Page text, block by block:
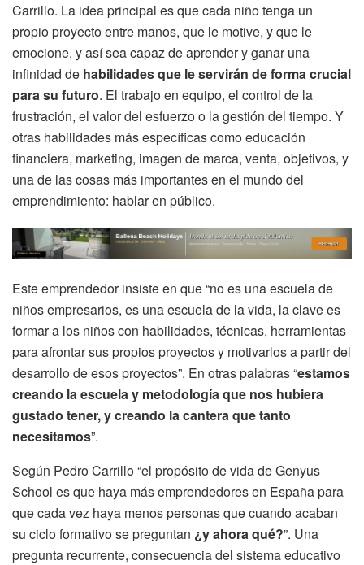
Carrillo. La idea principal es que cada niño tenga un
propio proyecto entre manos, que le motive, y que le
emocione, y así sea capaz de aprender y ganar una
infinidad de habilidades que le servirán de forma crucial
para su futuro. El trabajo en equipo, el control de la
frustración, el valor del esfuerzo o la gestión del tiempo. Y
otras habilidades más específicas como educación
financiera, marketing, imagen de marca, venta, objetivos, y
una de las cosas más importantes en el mundo del
emprendimiento: hablar en público.
Este emprendedor insiste en que “no es una escuela de
niños empresarios, es una escuela de la vida, la clave es
formar a los niños con habilidades, técnicas, herramientas
para afrontar sus propios proyectos y motivarlos a partir del
desarrollo de esos proyectos”. En otras palabras “estamos
creando la escuela y metodología que nos hubiera
gustado tener, y creando la cantera que tanto
necesitamos”.
Según Pedro Carrillo “el propósito de vida de Genyus
School es que haya más emprendedores en España para
que cada vez haya menos personas que cuando acaban
su ciclo formativo se preguntan ¿y ahora qué?”. Una
pregunta recurrente, consecuencia del sistema educativo